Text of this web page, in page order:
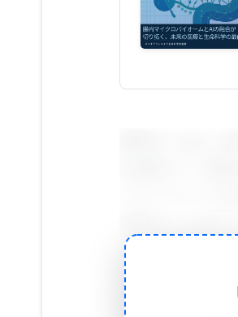
行われる実際の
HCIIの博士課程